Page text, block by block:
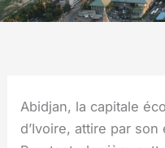
Abidjan, la capitale
d’Ivoire, attire par